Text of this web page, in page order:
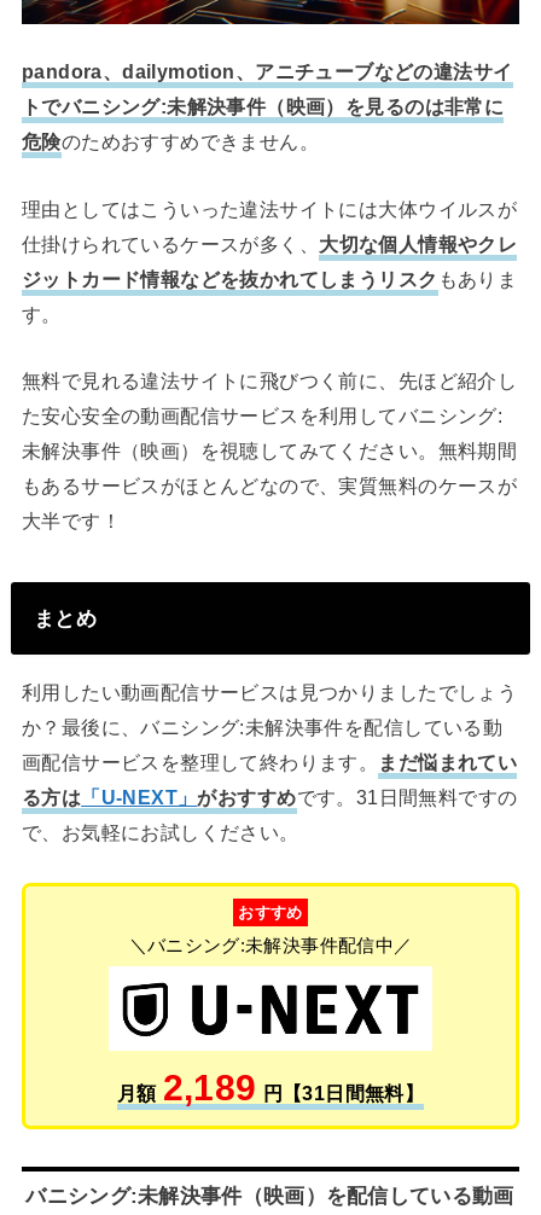
pandora、dailymotion、アニチューブなどの違法サイ
トでバニシング:未解決事件（映画）を見るのは非常に
危険のためおすすめできません。
理由としてはこういった違法サイトには大体ウイルスが
仕掛けられているケースが多く、 大切な個人情報やクレ
ジットカード情報などを抜かれてしまうリスク もありま
す。
無料で見れる違法サイトに飛びつく前に、先ほど紹介し
た安心安全の動画配信サービスを利用してバニシング:
未解決事件（映画）を視聴してみてください。無料期間
もあるサービスがほとんどなので、実質無料のケースが
大半です！
まとめ
利用したい動画配信サービスは見つかりましたでしょう
か？最後に、バニシング:未解決事件を配信している動
画配信サービスを整理して終わります。
まだ悩まれてい
る方は 「U-NEXT」がおすすめです。31日間無料ですの
で、お気軽にお試しください。
おすすめ
＼バニシング:未解決事件配信中／
月額 2,189 円【31日間無料】
バニシング:未解決事件（映画）を配信している動画